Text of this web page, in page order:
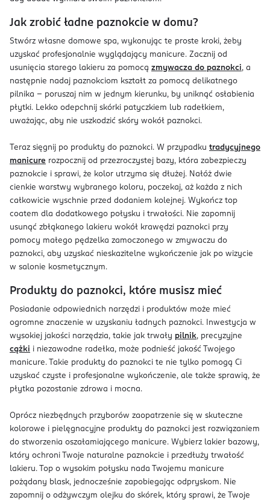
Jak zrobić ładne paznokcie w domu?
Stwórz własne domowe spa, wykonując te proste kroki, żeby
uzyskać profesjonalnie wyglądający manicure. Zacznij od
usunięcia starego lakieru za pomocą zmywacza do paznokci, a
następnie nadaj paznokciom kształt za pomocą delikatnego
pilnika – poruszaj nim w jednym kierunku, by uniknąć osłabienia
płytki. Lekko odepchnij skórki patyczkiem lub radełkiem,
uważając, aby nie uszkodzić skóry wokół paznokci.
Teraz sięgnij po produkty do paznokci. W przypadku tradycyjnego
manicure rozpocznij od przezroczystej bazy, która zabezpieczy
paznokcie i sprawi, że kolor utrzyma się dłużej. Nałóż dwie
cienkie warstwy wybranego koloru, poczekaj, aż każda z nich
całkowicie wyschnie przed dodaniem kolejnej. Wykończ top
coatem dla dodatkowego połysku i trwałości. Nie zapomnij
usunąć zbłąkanego lakieru wokół krawędzi paznokci przy
pomocy małego pędzelka zamoczonego w zmywaczu do
paznokci, aby uzyskać nieskazitelne wykończenie jak po wizycie
w salonie kosmetycznym.
Produkty do paznokci, które musisz mieć
Posiadanie odpowiednich narzędzi i produktów może mieć
ogromne znaczenie w uzyskaniu ładnych paznokci. Inwestycja w
wysokiej jakości narzędzia, takie jak trwały pilnik, precyzyjne
cążki i niezawodne radełka, może podnieść jakość Twojego
manicure. Takie produkty do paznokci te nie tylko pomogą Ci
uzyskać czyste i profesjonalne wykończenie, ale także sprawią, że
płytka pozostanie zdrowa i mocna.
Oprócz niezbędnych przyborów zaopatrzenie się w skuteczne
kolorowe i pielęgnacyjne produkty do paznokci jest rozwiązaniem
do stworzenia oszałamiającego manicure. Wybierz lakier bazowy,
który ochroni Twoje naturalne paznokcie i przedłuży trwałość
lakieru. Top o wysokim połysku nada Twojemu manicure
pożądany blask, jednocześnie zapobiegając odpryskom. Nie
zapomnij o odżywczym olejku do skórek, który sprawi, że Twoje